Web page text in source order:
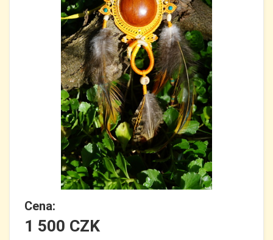
Cena:
1 500 CZK